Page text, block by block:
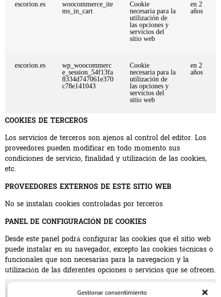
escorion.es
woocommerce_ite
ms_in_cart
Cookie
necesaria para la
utilización de
las opciones y
servicios del
sitio web
en 2
años
escorion.es
wp_woocommerc
e_session_54f13fa
8334d747061e370
c78e141043
Cookie
necesaria para la
utilización de
las opciones y
servicios del
sitio web
en 2
años
COOKIES DE TERCEROS
Los servicios de terceros son ajenos al control del editor. Los
proveedores pueden modificar en todo momento sus
condiciones de servicio, finalidad y utilización de las cookies,
etc.
PROVEEDORES EXTERNOS DE ESTE SITIO WEB
No se instalan cookies controladas por terceros
PANEL DE CONFIGURACIÓN DE COOKIES
Desde este panel podrá configurar las cookies que el sitio web
puede instalar en su navegador, excepto las cookies técnicas o
funcionales que son necesarias para la navegación y la
utilización de las diferentes opciones o servicios que se ofrecen.